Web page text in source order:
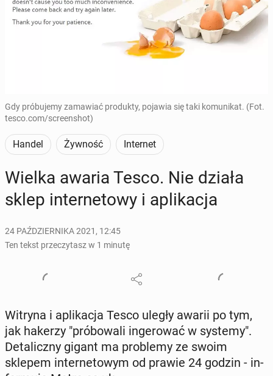
Gdy próbujemy zamawiać produkty, pojawia się taki komunikat. (Fot.
tesco.com/screenshot)
Handel Żywność Internet
Wielka awaria Tesco. Nie działa
sklep in­ter­ne­to­wy i apli­ka­cja
24 PAŹDZIERNIKA 2021, 12:45
Ten tekst przeczytasz w 1 minutę
Witryna i apli­ka­cja Tesco uległy awarii po tym,
jak hakerzy "pró­bo­wa­li in­ge­ro­wać w systemy".
De­ta­licz­ny gigant ma pro­ble­my ze swoim
sklepem in­ter­ne­to­wym od prawie 24 godzin - in­